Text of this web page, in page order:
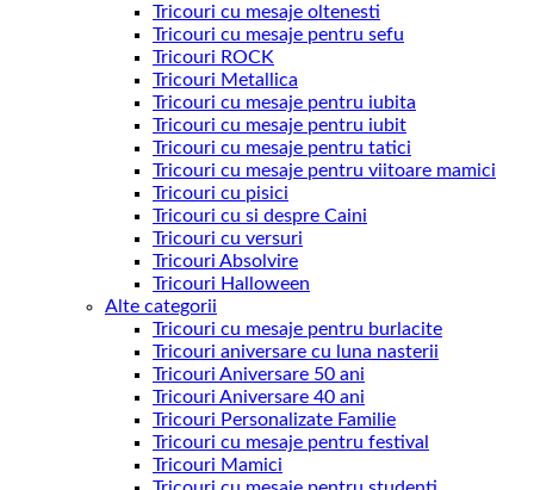
Tricouri cu mesaje oltenesti
Tricouri cu mesaje pentru sefu
Tricouri ROCK
Tricouri Metallica
Tricouri cu mesaje pentru iubita
Tricouri cu mesaje pentru iubit
Tricouri cu mesaje pentru tatici
Tricouri cu mesaje pentru viitoare mamici
Tricouri cu pisici
Tricouri cu si despre Caini
Tricouri cu versuri
Tricouri Absolvire
Tricouri Halloween
Alte categorii
Tricouri cu mesaje pentru burlacite
Tricouri aniversare cu luna nasterii
Tricouri Aniversare 50 ani
Tricouri Aniversare 40 ani
Tricouri Personalizate Familie
Tricouri cu mesaje pentru festival
Tricouri Mamici